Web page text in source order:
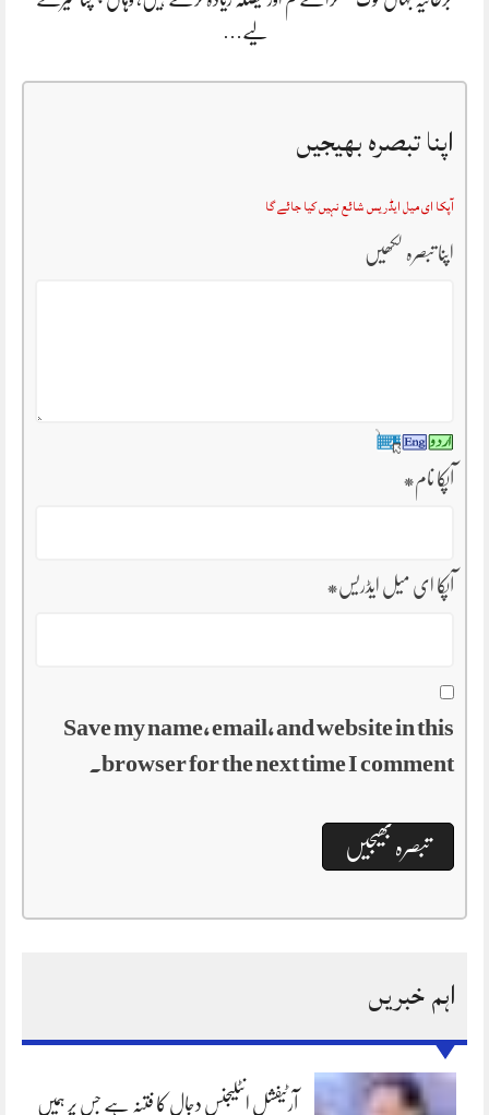
لیے…
اپنا تبصرہ بھیجیں
آپکا ای میل ایڈریس شائع نہیں کیا جائے گا
اپنا تبصرہ لکھیں
آپکا نام*
آپکا ای میل ایڈریس*
Save my name, email, and website in this
browser for the next time I comment.
اہم خبریں
آرٹیفشل انٹلیجنس دجال کا فتنہ ہے جس پر ہمیں